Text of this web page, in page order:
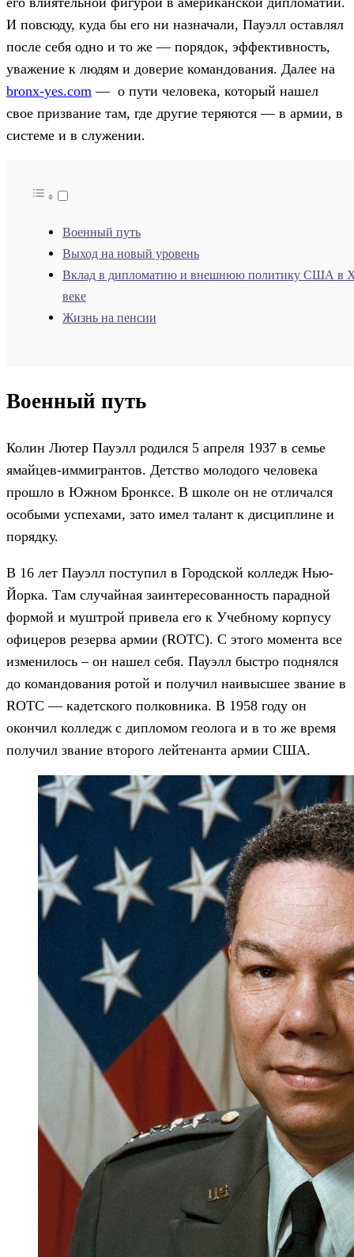
И повсюду, куда бы его ни назначали, Пауэлл оставлял
после себя одно и то же — порядок, эффективность,
уважение к людям и доверие командования. Далее на
bronx-yes.com — о пути человека, который нашел
свое призвание там, где другие теряются — в армии, в
системе и в служении.
Военный путь
Выход на новый уровень
Вклад в дипломатию и внешнюю политику США в
веке
Жизнь на пенсии
Военный путь
Колин Лютер Пауэлл родился 5 апреля 1937 в семье
ямайцев-иммигрантов. Детство молодого человека
прошло в Южном Бронксе. В школе он не отличался
особыми успехами, зато имел талант к дисциплине и
порядку.
В 16 лет Пауэлл поступил в Городской колледж Нью-
Йорка. Там случайная заинтересованность парадной
формой и муштрой привела его к Учебному корпусу
офицеров резерва армии (ROTC). С этого момента все
изменилось – он нашел себя. Пауэлл быстро поднялся
до командования ротой и получил наивысшее звание в
ROTC — кадетского полковника. В 1958 году он
окончил колледж с дипломом геолога и в то же время
получил звание второго лейтенанта армии США.